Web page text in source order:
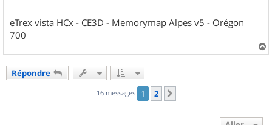
eTrex vista HCx - CE3D - Memorymap Alpes v5 - Orégon
700
a
Répondre
16 messages 1 2